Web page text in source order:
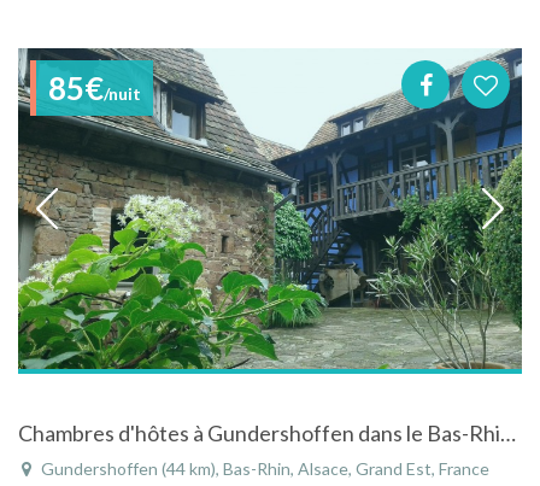
85€/nuit
Chambres d'hôtes à Gundershoffen dans le Bas-Rhin en Alsace dans un corps de ferme du 18ème siècle
Gundershoffen (44 km), Bas-Rhin, Alsace, Grand Est, France